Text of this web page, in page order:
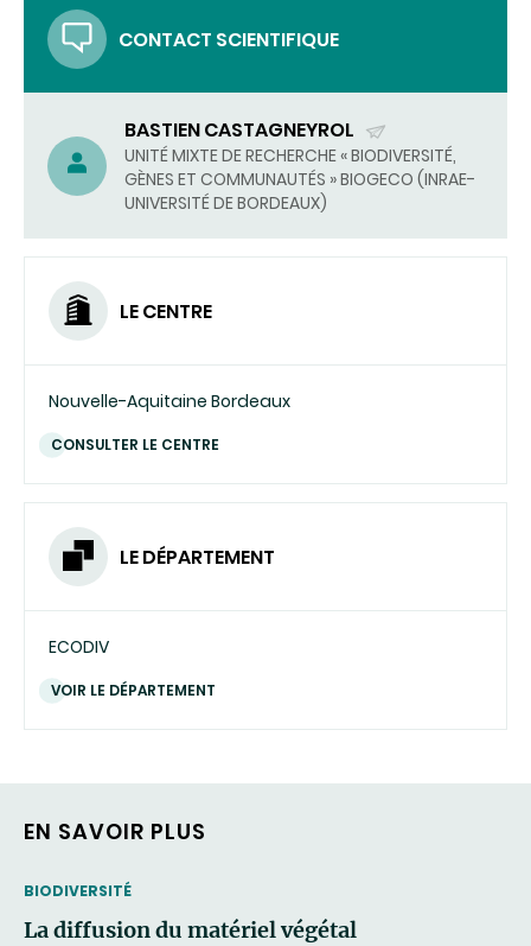
CONTACT SCIENTIFIQUE
BASTIEN CASTAGNEYROL
(ENVOYER
UN
COURRIEL)
UNITÉ MIXTE DE RECHERCHE « BIODIVERSITÉ,
GÈNES ET COMMUNAUTÉS » BIOGECO (INRAE-
UNIVERSITÉ DE BORDEAUX)
LE CENTRE
Nouvelle-Aquitaine Bordeaux
CONSULTER LE CENTRE
LE DÉPARTEMENT
ECODIV
VOIR LE DÉPARTEMENT
EN SAVOIR PLUS
THEMATIC
BIODIVERSITÉ
La diffusion du matériel végétal